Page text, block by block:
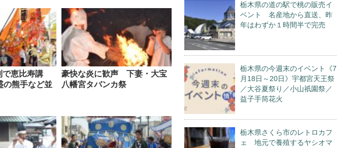
で恵比寿講
の熊手など並
豪快な炎に歓声 下妻・大宝
八幡宮タバンカ祭
栃木県の道の駅で桃の販売イ
ベント 名産地から直送、昨
年はわずか１時間半で完売
栃木県の今週末のイベント《7
月18日～20日》宇都宮天王祭
／大谷夏祭り／小山祇園祭／
益子手筒花火
栃木県さくら市のレトロカフ
ェ 地元で養殖するヤシオマ